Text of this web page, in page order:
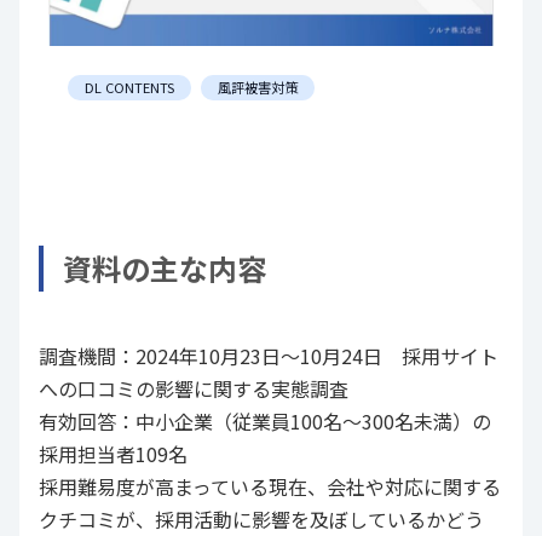
DL CONTENTS 風評被害対策
資料の主な内容
調査機間：2024年10月23日～10月24日 採用サイト
への口コミの影響に関する実態調査
有効回答：中小企業（従業員100名～300名未満）の
採用担当者109名
採用難易度が高まっている現在、会社や対応に関する
クチコミが、採用活動に影響を及ぼしているかどう